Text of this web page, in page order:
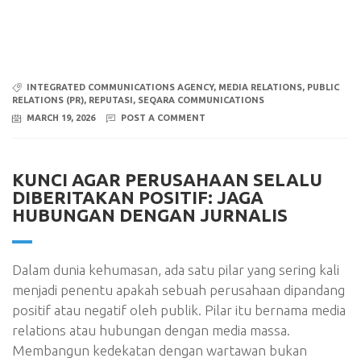
INTEGRATED COMMUNICATIONS AGENCY, MEDIA RELATIONS, PUBLIC
RELATIONS (PR), REPUTASI , SEQARA COMMUNICATIONS
MARCH 19, 2026
POST A COMMENT
KUNCI AGAR PERUSAHAAN SELALU
DIBERITAKAN POSITIF: JAGA
HUBUNGAN DENGAN JURNALIS
Dalam dunia kehumasan, ada satu pilar yang sering kali
menjadi penentu apakah sebuah perusahaan dipandang
positif atau negatif oleh publik. Pilar itu bernama media
relations atau hubungan dengan media massa.
Membangun kedekatan dengan wartawan bukan